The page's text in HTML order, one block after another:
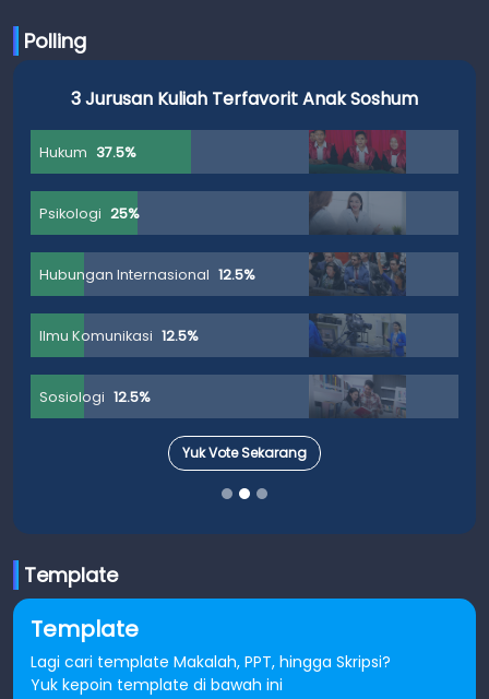
Polling
3 Jurusan Kuliah Terfavorit Anak Soshum
Hukum 37.5%
Psikologi 25%
Hubungan Internasional 12.5%
Ilmu Komunikasi 12.5%
Sosiologi 12.5%
Yuk Vote Sekarang
Template
Template
Lagi cari template Makalah, PPT, hingga Skripsi?
Yuk kepoin template di bawah ini